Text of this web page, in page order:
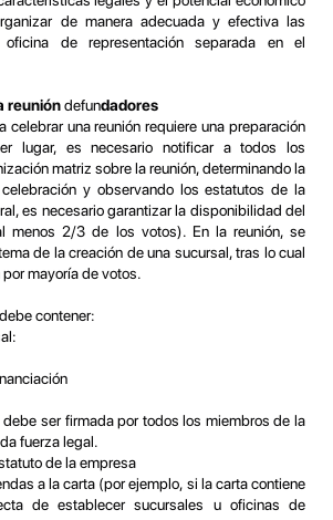
de manera adecuada y efectiva las
de representación separada en el
reunióndefundadores
celebrar una reunión requiere una preparación
lugar, es necesario notificar a todos los
matriz sobre la reunión, determinando la
y observando los estatutos de la
es necesario garantizar la disponibilidad del
menos 2/3 de los votos). En la reunión, se
de la creación de una sucursal, tras lo cual
mayoría de votos.
contener:
ser firmada por todos los miembros de la
fuerza legal.
de la empresa
a la carta (por ejemplo, si la carta contiene
de establecer sucursales u oficinas de